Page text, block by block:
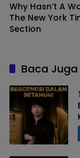
Why Hasn’t A
The New York
Section
Baca Juga